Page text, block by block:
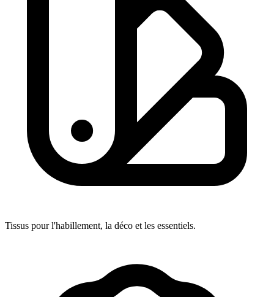
Tissus pour l'habillement, la déco et les essentiels.